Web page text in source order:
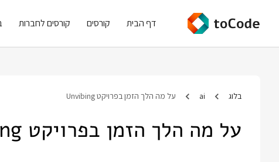
דף הבית קורסים קורסים לחברות
בלוג ai על מה הלך הזמן בפרויקט Unvibing
על מה הלך הזמן בפרויקט Unvibing